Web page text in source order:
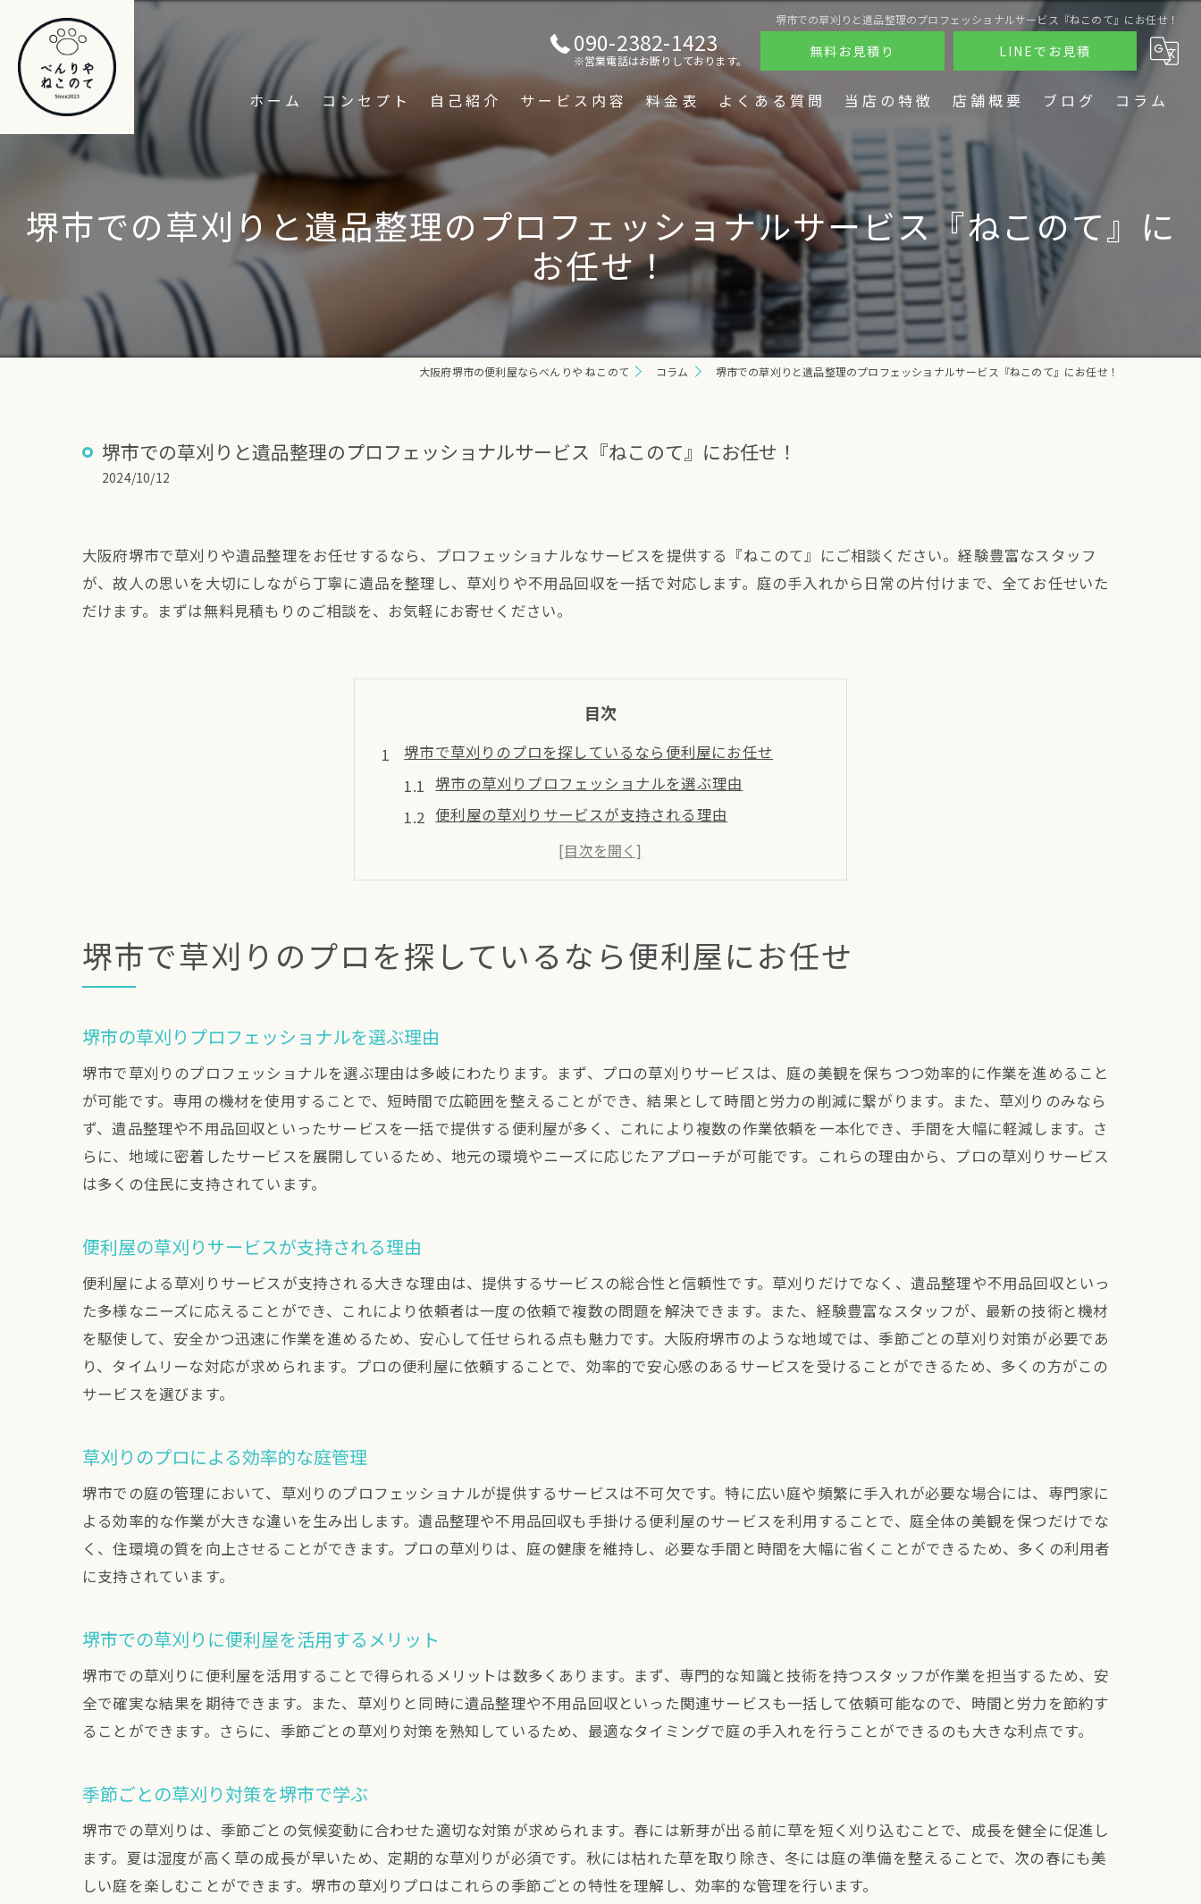
堺市での草刈りと遺品整理のプロフェッショナルサービス『ねこのて』にお任せ！
090-2382-1423
※営業電話はお断りしております。 無料お見積り LINEでお見積
ホーム コンセプト 自己紹介 サービス内容 料金表 よくある質問 当店の特徴
片付け
不用品回収
遺品整理
草刈り
DIY
店舗概要 ブログ コラム
堺市での草刈りと遺品整理のプロフェッショナルサービス『ねこのて』に
お任せ！
大阪府堺市の便利屋ならべんりや ねこのて コラム 堺市での草刈りと遺品整理のプロフェッショナルサービス『ねこのて』にお任せ！
堺市での草刈りと遺品整理のプロフェッショナルサービス『ねこのて』にお任せ！
2024/10/12
大阪府堺市で草刈りや遺品整理をお任せするなら、プロフェッショナルなサービスを提供する『ねこのて』にご相談ください。経験豊富なスタッフ
が、故人の思いを大切にしながら丁寧に遺品を整理し、草刈りや不用品回収を一括で対応します。庭の手入れから日常の片付けまで、全てお任せいた
だけます。まずは無料見積もりのご相談を、お気軽にお寄せください。
目次
堺市で草刈りのプロを探しているなら便利屋にお任せ
堺市の草刈りプロフェッショナルを選ぶ理由
便利屋の草刈りサービスが支持される理由
草刈りのプロによる効率的な庭管理
堺市での草刈りに便利屋を活用するメリット
堺市の草刈りプロが提供する安心・安全な作業
遺品整理と草刈りが一度にできる堺市の優良サービス
堺市での遺品整理サービスの特徴
プロによるスムーズな遺品整理と草刈り
堺市で一括依頼ができる便利屋サービス
遺品整理と草刈りの同日対応が可能な理由
堺市で遺品整理と庭の手入れをプロに任せる
安心の不用品回収サービスを堺市で提供
堺市の便利屋が提供する庭のトータルケア
不用品回収と庭手入れが同時に完了する利点
堺市でプロフェッショナルな庭管理を受ける方法
安心して任せられる堺市の遺品整理
遺品整理におけるプロの配慮と対応
堺市での草刈りと遺品整理が一括で解決便利屋サービス
草刈りと遺品整理をセットで依頼するコツ
堺市の便利屋サービスで効率的な家の整理
堺市での草刈りプロフェッショナルが提供する安心サービス
草刈りプロが提供する安心の理由
堺市で草刈りのプロを探しているなら便利屋にお任せ
堺市の草刈りプロフェッショナルを選ぶ理由
堺市で草刈りのプロフェッショナルを選ぶ理由は多岐にわたります。まず、プロの草刈りサービスは、庭の美観を保ちつつ効率的に作業を進めること
が可能です。専用の機材を使用することで、短時間で広範囲を整えることができ、結果として時間と労力の削減に繋がります。また、草刈りのみなら
ず、遺品整理や不用品回収といったサービスを一括で提供する便利屋が多く、これにより複数の作業依頼を一本化でき、手間を大幅に軽減します。さ
らに、地域に密着したサービスを展開しているため、地元の環境やニーズに応じたアプローチが可能です。これらの理由から、プロの草刈りサービス
は多くの住民に支持されています。
便利屋の草刈りサービスが支持される理由
便利屋による草刈りサービスが支持される大きな理由は、提供するサービスの総合性と信頼性です。草刈りだけでなく、遺品整理や不用品回収といっ
た多様なニーズに応えることができ、これにより依頼者は一度の依頼で複数の問題を解決できます。また、経験豊富なスタッフが、最新の技術と機材
を駆使して、安全かつ迅速に作業を進めるため、安心して任せられる点も魅力です。大阪府堺市のような地域では、季節ごとの草刈り対策が必要であ
り、タイムリーな対応が求められます。プロの便利屋に依頼することで、効率的で安心感のあるサービスを受けることができるため、多くの方がこの
サービスを選びます。
草刈りのプロによる効率的な庭管理
堺市での庭の管理において、草刈りのプロフェッショナルが提供するサービスは不可欠です。特に広い庭や頻繁に手入れが必要な場合には、専門家に
よる効率的な作業が大きな違いを生み出します。遺品整理や不用品回収も手掛ける便利屋のサービスを利用することで、庭全体の美観を保つだけでな
く、住環境の質を向上させることができます。プロの草刈りは、庭の健康を維持し、必要な手間と時間を大幅に省くことができるため、多くの利用者
に支持されています。
堺市での草刈りに便利屋を活用するメリット
堺市での草刈りに便利屋を活用することで得られるメリットは数多くあります。まず、専門的な知識と技術を持つスタッフが作業を担当するため、安
全で確実な結果を期待できます。また、草刈りと同時に遺品整理や不用品回収といった関連サービスも一括して依頼可能なので、時間と労力を節約す
ることができます。さらに、季節ごとの草刈り対策を熟知しているため、最適なタイミングで庭の手入れを行うことができるのも大きな利点です。
季節ごとの草刈り対策を堺市で学ぶ
堺市での草刈りは、季節ごとの気候変動に合わせた適切な対策が求められます。春には新芽が出る前に草を短く刈り込むことで、成長を健全に促進し
ます。夏は湿度が高く草の成長が早いため、定期的な草刈りが必須です。秋には枯れた草を取り除き、冬には庭の準備を整えることで、次の春にも美
しい庭を楽しむことができます。堺市の草刈りプロはこれらの季節ごとの特性を理解し、効率的な管理を行います。